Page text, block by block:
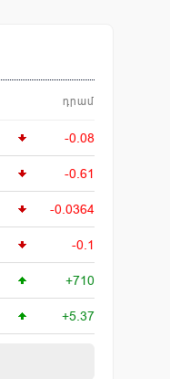
դրամ
-0.08
-0.61
-0.0364
-0.1
+710
+5.37